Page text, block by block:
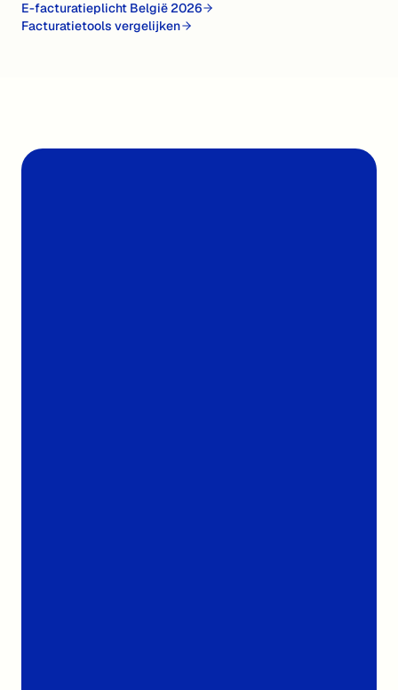
E-facturatieplicht België 2026
Facturatietools vergelijken